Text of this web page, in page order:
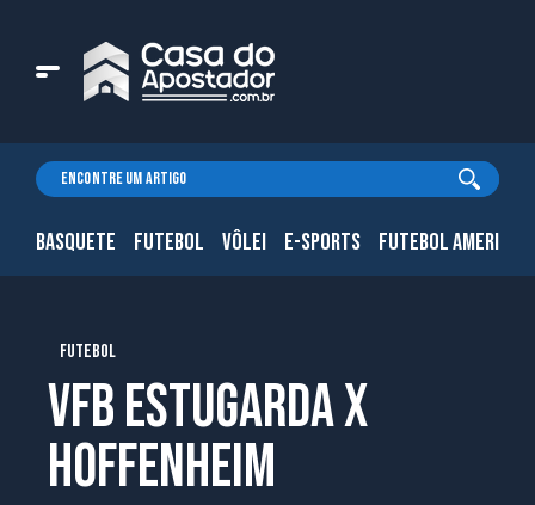
BASQUETE FUTEBOL VÔLEI E-SPORTS FUTEBOL
FUTEBOL
VfB Estugarda x
Hoffenheim